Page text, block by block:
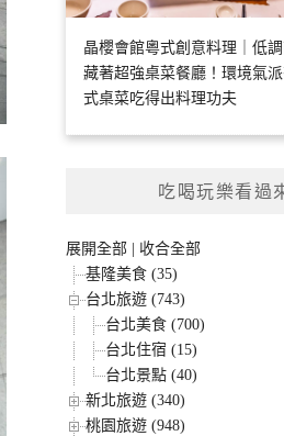
晶櫻會館粵式創意料理｜低
藏著超強桌菜餐廳！環境氣
式桌菜吃得出料理功夫
吃喝玩樂看過
展開全部
收合全部
基隆美食 (35)
台北旅遊 (743)
台北美食 (700)
台北住宿 (15)
台北景點 (40)
新北旅遊 (340)
桃園旅遊 (948)